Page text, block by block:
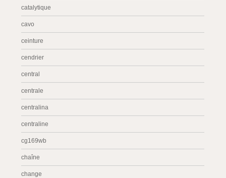
catalytique
cavo
ceinture
cendrier
central
centrale
centralina
centraline
cg169wb
chaîne
change